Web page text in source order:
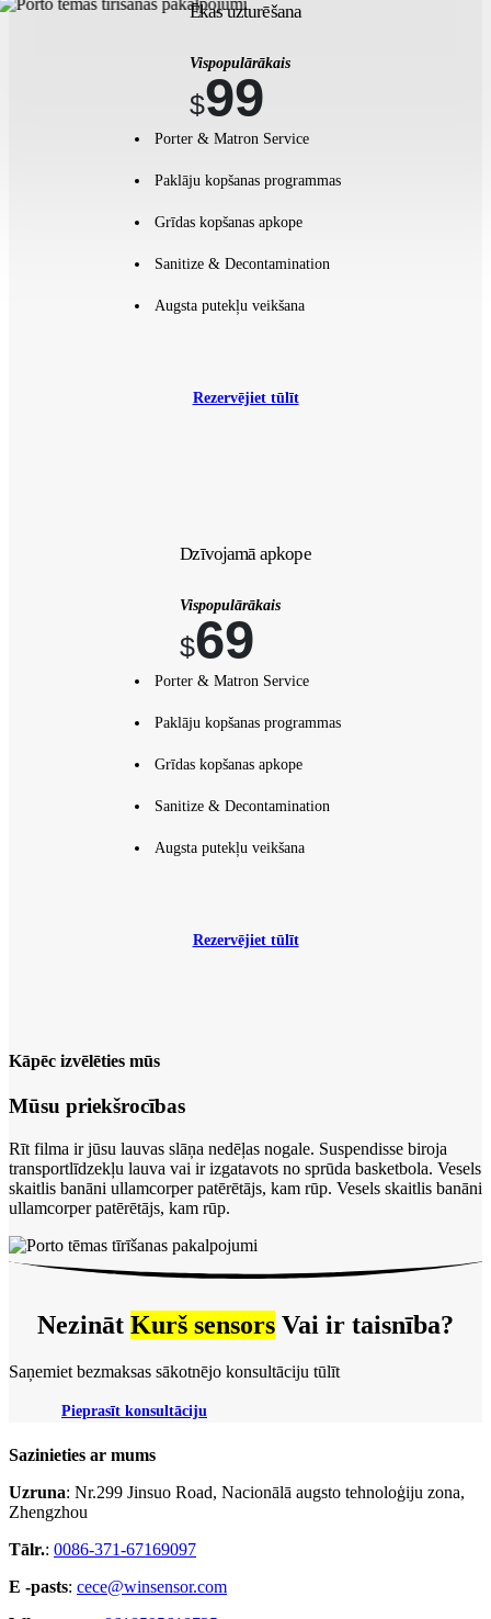
Ēkas uzturēšana
Vispopulārākais
$99
Rezervējiet tūlīt
Porter & Matron Service
Paklāju kopšanas programmas
Grīdas kopšanas apkope
Sanitize & Decontamination
Augsta putekļu veikšana
Dzīvojamā apkope
Vispopulārākais
$69
Rezervējiet tūlīt
Porter & Matron Service
Paklāju kopšanas programmas
Grīdas kopšanas apkope
Sanitize & Decontamination
Augsta putekļu veikšana
Kāpēc izvēlēties mūs
Mūsu priekšrocības
Rīt filma ir jūsu lauvas slāņa nedēļas nogale. Suspendisse biroja
transportlīdzekļu lauva vai ir izgatavots no sprūda basketbola. Vesels
skaitlis banāni ullamcorper patērētājs, kam rūp. Vesels skaitlis banāni
ullamcorper patērētājs, kam rūp.
Nezināt Kurš sensors Vai ir taisnība?
Saņemiet bezmaksas sākotnējo konsultāciju tūlīt
Pieprasīt konsultāciju
Sazinieties ar mums
Uzruna: Nr.299 Jinsuo Road, Nacionālā augsto tehnoloģiju zona,
Zhengzhou
Tālr.: 0086-371-67169097
E -pasts: cece@winsensor.com